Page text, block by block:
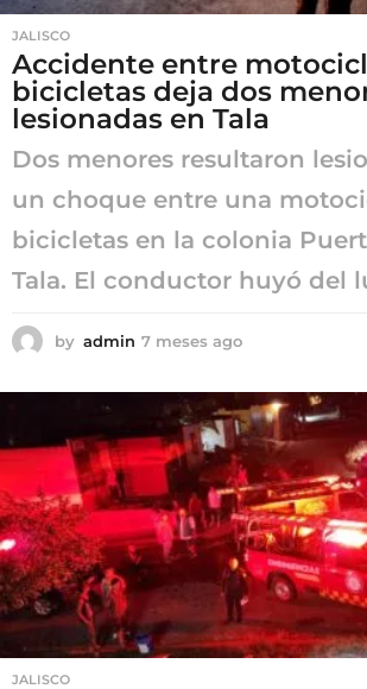
JALISCO
Accidente entre
bicicletas deja dos
lesionadas en Tala
Dos menores resultaron
un choque entre una
bicicletas en la colonia
Tala. El conductor huyó del
by admin 7 meses ago
s
e
a
g
o
JALISCO